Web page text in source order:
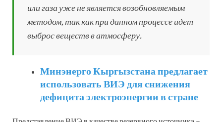
или газа уже не является возобновляемым
методом, так как при данном процессе идет
выброс веществ в атмосферу.
Минэнерго Кыргызстана предлагает
использовать ВИЭ для снижения
дефицита электроэнергии в стране